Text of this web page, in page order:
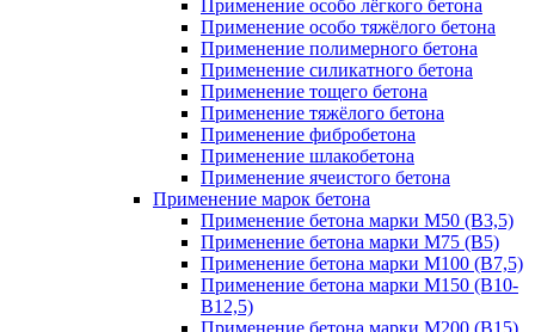
Применение особо лёгкого бетона
Применение особо тяжёлого бетона
Применение полимерного бетона
Применение силикатного бетона
Применение тощего бетона
Применение тяжёлого бетона
Применение фибробетона
Применение шлакобетона
Применение ячеистого бетона
Применение марок бетона
Применение бетона марки М50 (В3,5)
Применение бетона марки М75 (B5)
Применение бетона марки М100 (В7,5)
Применение бетона марки М150 (В10-
B12,5)
Применение бетона марки М200 (В15)